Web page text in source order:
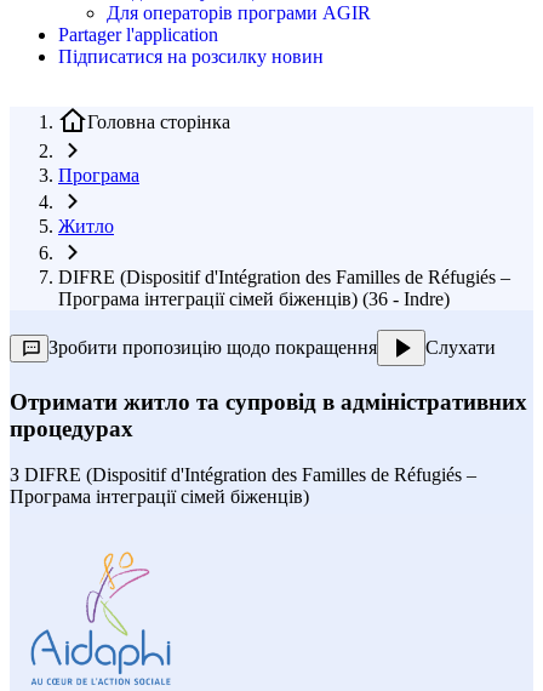
Для операторів програми AGIR
Partager l'application
Підписатися на розсилку новин
Головна сторінка
Програма
Житло
DIFRE (Dispositif d'Intégration des Familles de Réfugiés –
Програма інтеграції сімей біженців) (36 - Indre)
Зробити пропозицію щодо покращення Слухати
Отримати житло та супровід в адміністративних
процедурах
З DIFRE (Dispositif d'Intégration des Familles de Réfugiés –
Програма інтеграції сімей біженців)